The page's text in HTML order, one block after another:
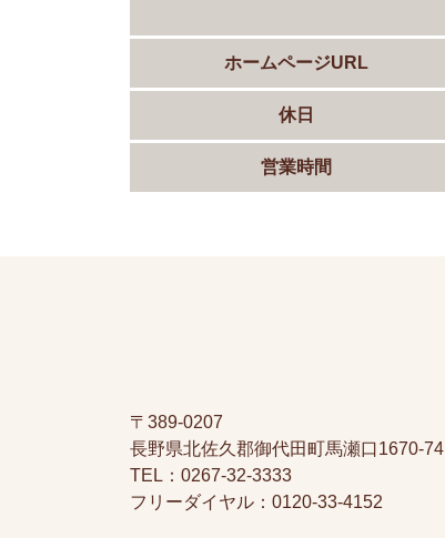
ホームページURL
休日
営業時間
〒389-0207
長野県北佐久郡御代田町馬瀬口1670-74
TEL：0267-32-3333
フリーダイヤル：0120-33-4152